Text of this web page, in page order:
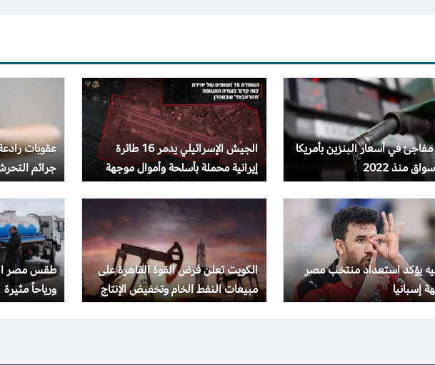
مفاجئ في أسعار البنزين بأمريكا
منذ 2022
الجيش الإسرائيلي يدمر 16 طائرة
إيرانية محملة بأسلحة وأموال موجهة
لحزب الله
عقوبات
جرائم
يؤكد استعداد منتخب مصر
إسبانيا
الكويت تعلن فرض القوة القاهرة على
مبيعات النفط الخام وتخفيض الإنتاج
بسبب الحرب
طقس مصر
ورياحاً مثيرة